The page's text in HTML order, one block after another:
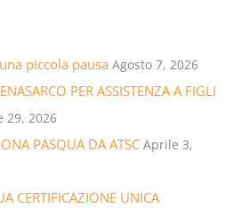
piccola pausa Agosto 7, 2026
PER ASSISTENZA A FIGLI
29, 2026
PASQUA DA ATSC Aprile 3,
CERTIFICAZIONE UNICA